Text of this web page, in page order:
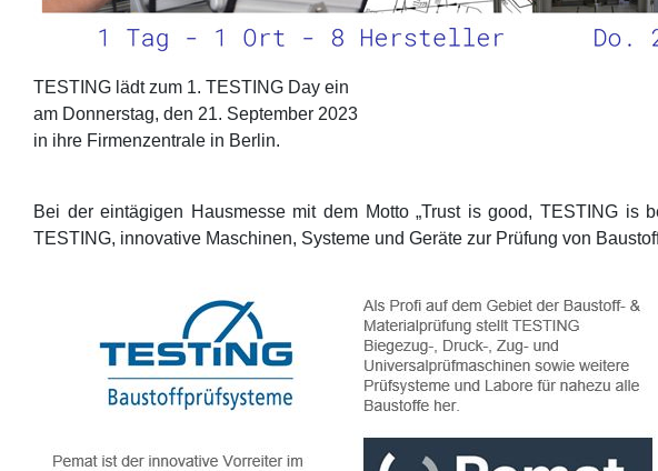
TESTING lädt zum 1. TESTING Day ein
am Donnerstag, den 21. September 2023
in ihre Firmenzentrale in Berlin.
Bei der eintägigen Hausmesse mit dem Motto „Trust is good, TESTING is
TESTING, innovative Maschinen, Systeme und Geräte zur Prüfung von